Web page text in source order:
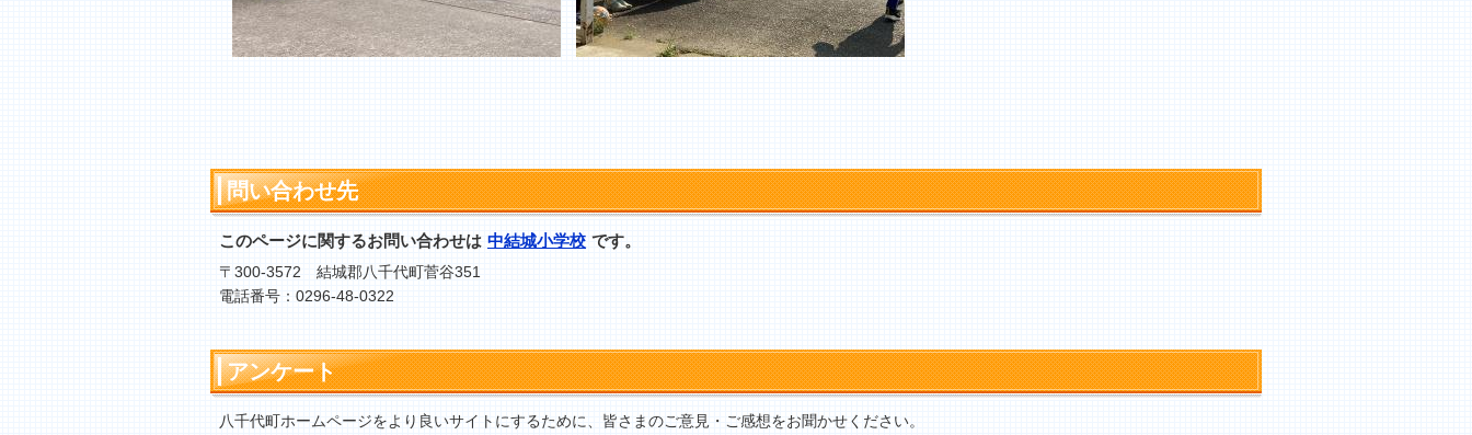
問い合わせ先
このページに関するお問い合わせは 中結城小学校 です。
〒300-3572 結城郡八千代町菅谷351
電話番号：0296-48-0322
アンケート
八千代町ホームページをより良いサイトにするために、皆さまのご意見・ご感想をお聞かせください。